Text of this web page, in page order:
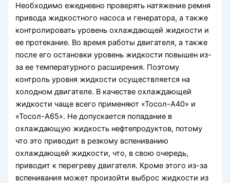
Необходимо ежедневно проверять натяжение ремня
привода жидкостного насоса и генератора, а также
контролировать уровень охлаждающей жидкости и
ее протекание. Во время работы двигателя, а также
после его остановки уровень жидкости повышен из-
за ее температурного расширения. Поэтому
контроль уровня жидкости осуществляется на
холодном двигателе. В качестве охлаждающей
жидкости чаще всего применяют «Тосол-А40» и
«Тосол-А65». Не допускается попадание в
охлаждающую жидкость нефтепродуктов, потому
что это приводит в резкому вспениванию
охлаждающей жидкости, что, в свою очередь,
приводит к перегреву двигателя. Кроме этого из-за
вспенивания может произойти выброс жидкости из